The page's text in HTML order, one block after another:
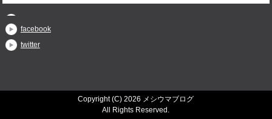
facebook
twitter
Copyright (C) 2026 メシウマブログ
All Rights Reserved.